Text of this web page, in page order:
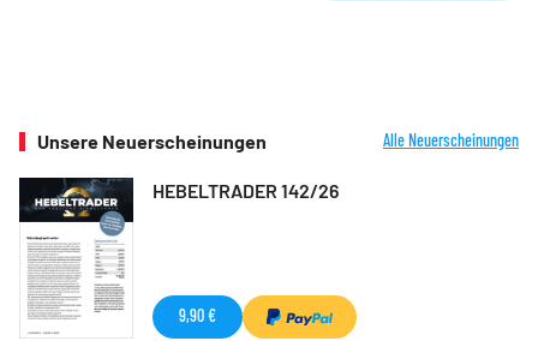
Unsere Neuerscheinungen Alle Neuerscheinungen
HEBELTRADER 142/26
9,90 €